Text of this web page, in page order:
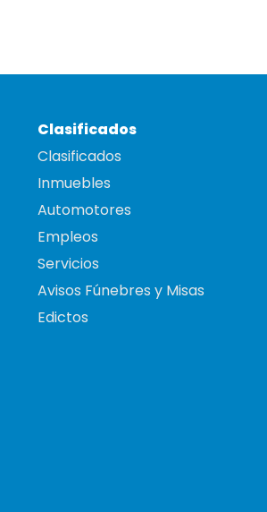
Clasificados
Clasificados
Inmuebles
Automotores
Empleos
Servicios
Avisos Fúnebres y Misas
Edictos